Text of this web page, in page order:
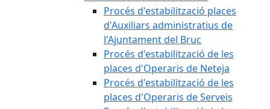
Procés d'estabilització places
d'Auxiliars administratius de
l'Ajuntament del Bruc
Procés d'estabilització de les
places d'Operaris de Neteja
Procés d'estabilització de les
places d'Operaris de Serveis